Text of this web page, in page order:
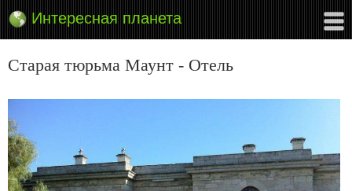
Интересная планета
Старая тюрьма Маунт - Отель